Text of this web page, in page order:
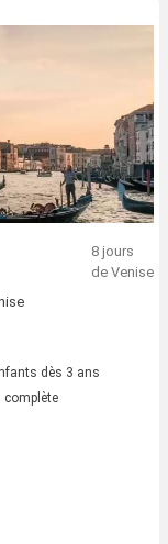
8 jours
de Venise
dès 3 ans
complète